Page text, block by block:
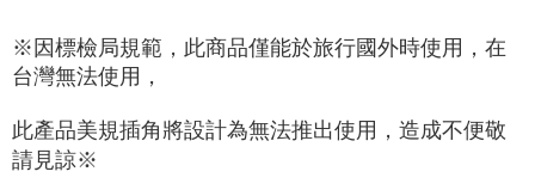
※因標檢局規範，此商品僅能於旅行國外時使用，在
台灣無法使用，
此產品美規插角將設計為無法推出使用，造成不便敬
請見諒※